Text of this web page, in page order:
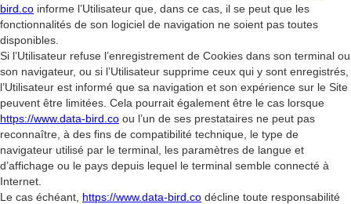
bird.co informe l’Utilisateur que, dans ce cas, il se peut que les
fonctionnalités de son logiciel de navigation ne soient pas toutes
disponibles.
Si l’Utilisateur refuse l’enregistrement de Cookies dans son terminal ou
son navigateur, ou si l’Utilisateur supprime ceux qui y sont enregistrés,
l’Utilisateur est informé que sa navigation et son expérience sur le Site
peuvent être limitées. Cela pourrait également être le cas lorsque
https://www.data-bird.co ou l’un de ses prestataires ne peut pas
reconnaître, à des fins de compatibilité technique, le type de
navigateur utilisé par le terminal, les paramètres de langue et
d’affichage ou le pays depuis lequel le terminal semble connecté à
Internet.
Le cas échéant, https://www.data-bird.co décline toute responsabilité